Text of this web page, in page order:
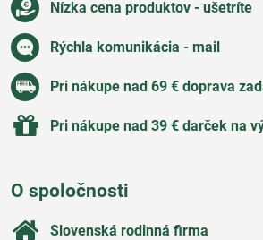
Nízka cena produktov - ušetríte
Rýchla komunikácia - mail
Pri nákupe nad 69 € doprava
Pri nákupe nad 39 € darček na
O spoločnosti
Slovenská rodinná firma